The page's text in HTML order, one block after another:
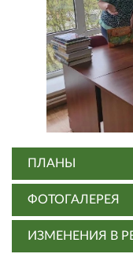
ПЛАНЫ
ФОТОГАЛЕРЕЯ
ИЗМЕНЕНИЯ В